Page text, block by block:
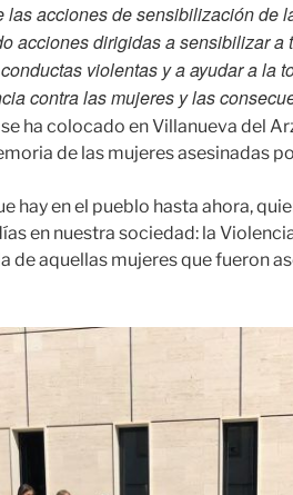
acciones de sensibilización de
acciones dirigidas a sensibilizar a
violentas y a ayudar a la
contra las mujeres y las
se ha colocado en Villanueva del
de las mujeres asesinadas
hay en el pueblo hasta ahora,
en nuestra sociedad: la
de aquellas mujeres que fueron